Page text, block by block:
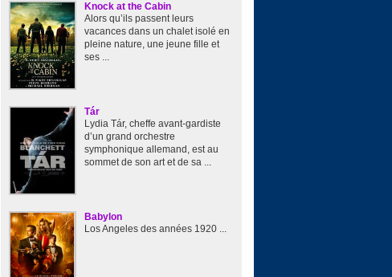
Knock at the Cabin
Alors qu’ils passent leurs
vacances dans un chalet isolé en
pleine nature, une jeune fille et
ses ...
Tár
Lydia Tár, cheffe avant-gardiste
d’un grand orchestre
symphonique allemand, est au
sommet de son art et de sa ...
Babylon
Los Angeles des années 1920 ...